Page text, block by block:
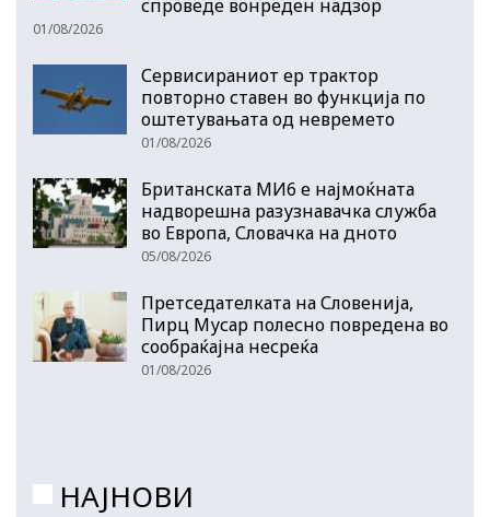
спроведе вонреден надзор
01/08/2026
Сервисираниот ер трактор
повторно ставен во функција по
оштетувањата од невремето
01/08/2026
Британската МИ6 е најмоќната
надворешна разузнавачка служба
во Европа, Словачка на дното
05/08/2026
Претседателката на Словенија,
Пирц Мусар полесно повредена во
сообраќајна несреќа
01/08/2026
НАЈНОВИ